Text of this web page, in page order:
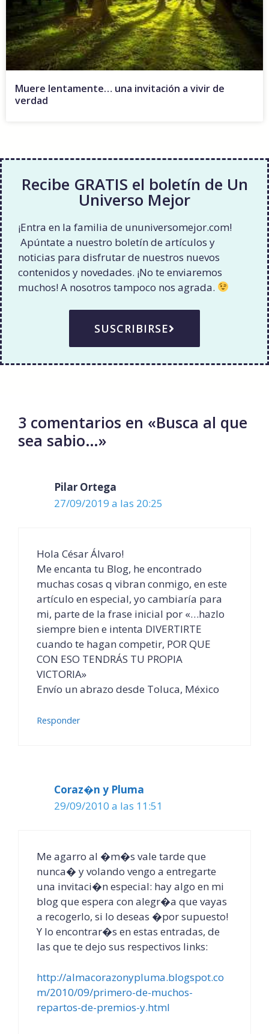
Muere lentamente… una invitación a vivir de
verdad
Recibe GRATIS el boletín de Un
Universo Mejor
¡Entra en la familia de ununiversomejor.com!
Apúntate a nuestro boletín de artículos y
noticias para disfrutar de nuestros nuevos
contenidos y novedades. ¡No te enviaremos
muchos! A nosotros tampoco nos agrada.
SUSCRIBIRSE
3 comentarios en «Busca al que
sea sabio…»
Pilar Ortega
27/09/2019 a las 20:25
Hola César Álvaro!
Me encanta tu Blog, he encontrado
muchas cosas q vibran conmigo, en este
artículo en especial, yo cambiaría para
mi, parte de la frase inicial por «…hazlo
siempre bien e intenta DIVERTIRTE
cuando te hagan competir, POR QUE
CON ESO TENDRÁS TU PROPIA
VICTORIA»
Envío un abrazo desde Toluca, México
Responder
Coraz�n y Pluma
29/09/2010 a las 11:51
Me agarro al �m�s vale tarde que
nunca� y volando vengo a entregarte
una invitaci�n especial: hay algo en mi
blog que espera con alegr�a que vayas
a recogerlo, si lo deseas �por supuesto!
Y lo encontrar�s en estas entradas, de
las que te dejo sus respectivos links:
http://almacorazonypluma.blogspot.co
m/2010/09/primero-de-muchos-
repartos-de-premios-y.html